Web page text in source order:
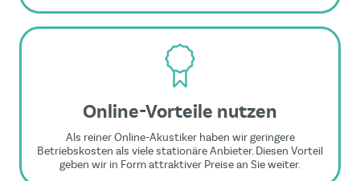
Online-Vorteile nutzen
Als reiner Online-Akustiker haben wir geringere
Betriebskosten als viele stationäre Anbieter. Diesen Vorteil
geben wir in Form attraktiver Preise an Sie weiter.